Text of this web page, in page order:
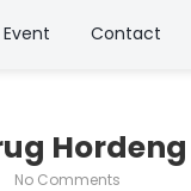
Contact
No Comments